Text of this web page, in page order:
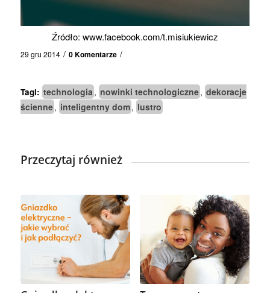
Źródło: www.facebook.com/t.misiukiewicz
29 gru 2014 / 0 Komentarze /
Tagi: technologia , nowinki technologiczne, dekoracje
ścienne, inteligentny dom, lustro
Przeczytaj również